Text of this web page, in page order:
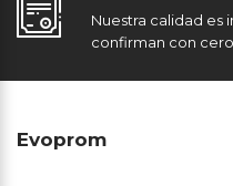
Nuestra calidad es
confirman con
Evoprom